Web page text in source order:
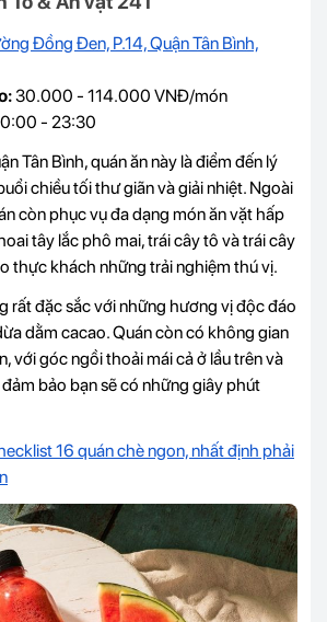
Đồng Đen, P.14, Quận Tân Bình,
30.000 - 114.000 VNĐ/món
- 23:30
Tân Bình, quán ăn này là điểm đến lý
chiều tối thư giãn và giải nhiệt. Ngoài
còn phục vụ đa dạng món ăn vặt hấp
tây lắc phô mai, trái cây tô và trái cây
thực khách những trải nghiệm thú vị.
rất đặc sắc với những hương vị độc đáo
dằm cacao. Quán còn có không gian
với góc ngồi thoải mái cả ở lầu trên và
bảo bạn sẽ có những giây phút
16 quán chè ngon, nhất định phải